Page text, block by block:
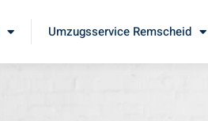
Umzugsservice Remscheid